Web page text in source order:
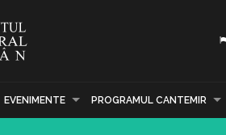
EVENIMENTE PROGRAMUL CANTEMIR